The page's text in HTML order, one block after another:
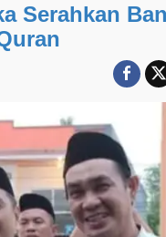
Serahkan